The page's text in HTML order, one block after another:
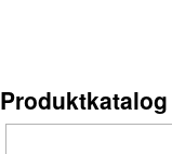
Produktkatalog